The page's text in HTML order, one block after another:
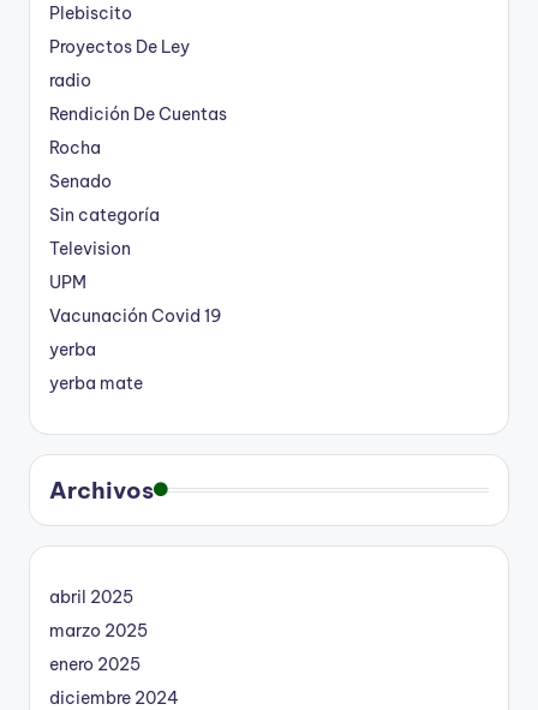
Plebiscito
Proyectos De Ley
radio
Rendición De Cuentas
Rocha
Senado
Sin categoría
Television
UPM
Vacunación Covid 19
yerba
yerba mate
Archivos
abril 2025
marzo 2025
enero 2025
diciembre 2024